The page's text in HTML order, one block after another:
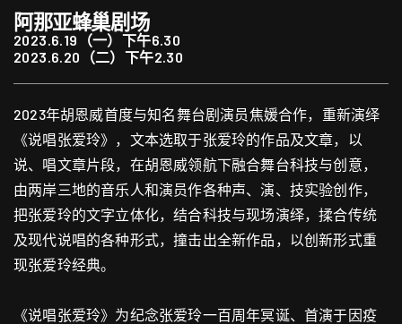
阿那亚蜂巢剧场
2023.6.19（一）下午6.30
2023.6.20（二）下午2.30
2023年胡恩威首度与知名舞台剧演员焦媛合作，重新演绎
《说唱张爱玲》，文本选取于张爱玲的作品及文章，以
说、唱文章片段，在胡恩威领航下融合舞台科技与创意，
由两岸三地的音乐人和演员作各种声、演、技实验创作，
把张爱玲的文字立体化，结合科技与现场演绎，揉合传统
及现代说唱的各种形式，撞击出全新作品，以创新形式重
现张爱玲经典。
《说唱张爱玲》为纪念张爱玲一百周年冥诞、首演于因疫